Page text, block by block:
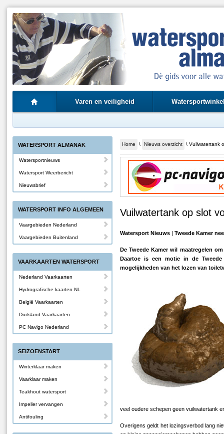
Varen en veiligheid
Home \ Nieuws overzicht \ Vuilwatertank
Vuilwatertank op slot
Watersport Nieuws | Tweede Kamer
De Tweede Kamer wil maatregelen
Daartoe is een motie in de
mogelijkheden van het lozen van
veel oudere schepen geen vuilwatertank
Overigens geldt het lozingsverbod lang
WATERSPORT ALMANAK
Watersportnieuws
Watersport Weerbericht
Nieuwsbrief
WATERSPORT INFO ALGEMEEN
Vaargebieden Nederland
Vaargebieden Buitenland
VAARKAARTEN WATERSPORT
Nederland Vaarkaarten
Hydrografische kaarten NL
België Vaarkaarten
Duitsland Vaarkaarten
PC Navigo Nederland
SEIZOENSTART
Winterklaar maken
Vaarklaar maken
Teakhout watersport
Impeller vervangen
Antifouling